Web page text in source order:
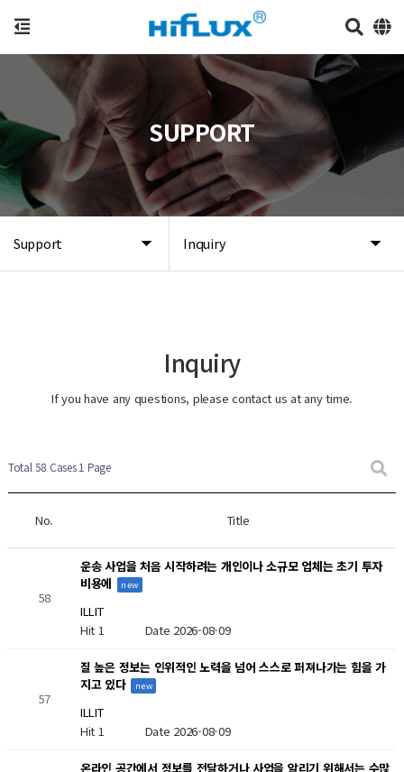
Support Inquiry
SUPPORT
Inquiry
If you have any questions, please contact us at any time.
Total 58 Cases1 Page
No. Title
58
운송 사업을 처음 시작하려는 개인이나 소규모 업체는 초기 투자
비용에
new
ILLIT
Hit 1 Date 2026-08-09
57
질 높은 정보는 인위적인 노력을 넘어 스스로 퍼져나가는 힘을 가
지고 있다
new
ILLIT
Hit 1 Date 2026-08-09
온라인 공간에서 정보를 전달하거나 사업을 알리기 위해서는 수많